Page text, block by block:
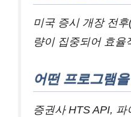
미국 증시 개장 전
량이 집중되어 효율
어떤 프로그램
증권사 HTS API, 파